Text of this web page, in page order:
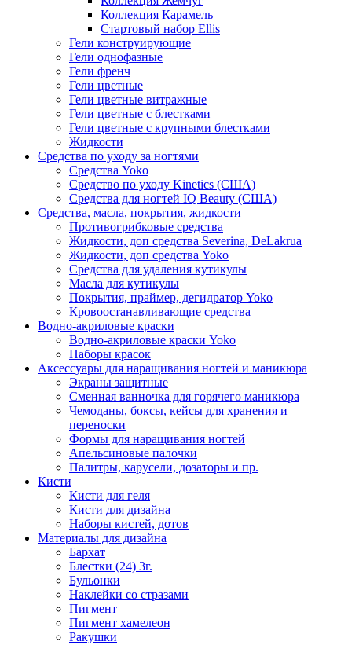
Коллекция Карамель
Стартовый набор Ellis
Гели конструирующие
Гели однофазные
Гели френч
Гели цветные
Гели цветные витражные
Гели цветные с блестками
Гели цветные с крупными блестками
Жидкости
Средства по уходу за ногтями
Средства Yoko
Средство по уходу Kinetics (США)
Средства для ногтей IQ Beauty (США)
Средства, масла, покрытия, жидкости
Противогрибковые средства
Жидкости, доп средства Severina, DeLakrua
Жидкости, доп средства Yoko
Средства для удаления кутикулы
Масла для кутикулы
Покрытия, праймер, дегидратор Yoko
Кровоостанавливающие средства
Водно-акриловые краски
Водно-акриловые краски Yoko
Наборы красок
Аксессуары для наращивания ногтей и маникюра
Экраны защитные
Сменная ванночка для горячего маникюра
Чемоданы, боксы, кейсы для хранения и
переноски
Формы для наращивания ногтей
Апельсиновые палочки
Палитры, карусели, дозаторы и пр.
Кисти
Кисти для геля
Кисти для дизайна
Наборы кистей, дотов
Материалы для дизайна
Бархат
Блестки (24) 3г.
Бульонки
Наклейки со стразами
Пигмент
Пигмент хамелеон
Ракушки